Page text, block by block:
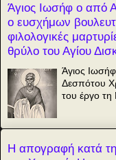
Άγιος Ιωσήφ ο από
ο ευσχήμων
φιλολογικές
θρύλο του Αγίου
Άγιος
Δεσπότου
του έργο τη
Η απογραφή κατά